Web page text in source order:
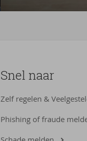
Snel naar
Zelf regelen &
Phishing of fraude